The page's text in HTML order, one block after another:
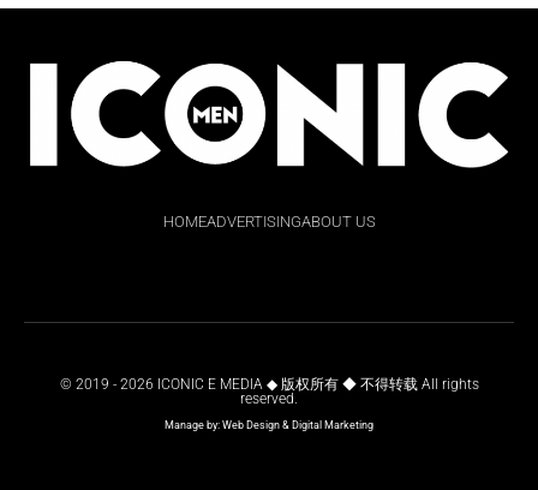
HOMEADVERTISINGABOUT US
© 2019 - 2026 ICONIC E MEDIA ◆ 版权所有 ◆ 不得转载 All rights
reserved.
Manage by: Web Design & Digital Marketing